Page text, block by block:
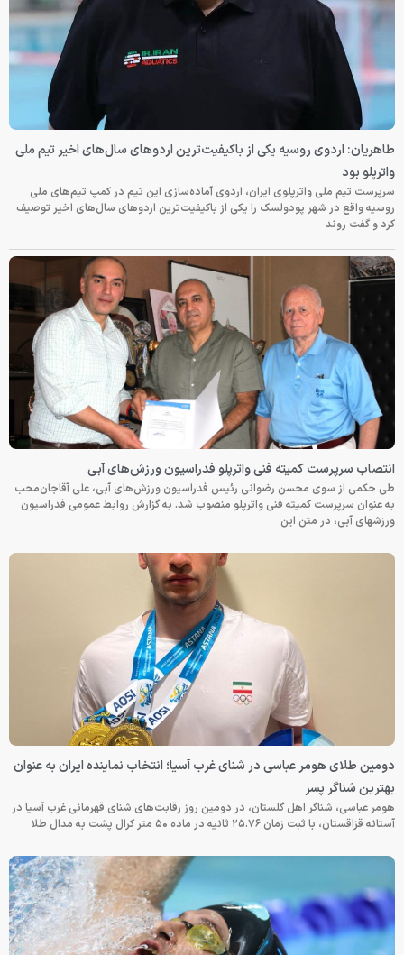
طاهریان: اردوی روسیه یکی از باکیفیت‌ترین اردوهای سال‌های اخیر تیم ملی
واترپلو بود
سرپرست تیم ملی واترپلوی ایران، اردوی آماده‌سازی این تیم در کمپ تیم‌های ملی
روسیه واقع در شهر پودولسک را یکی از باکیفیت‌ترین اردوهای سال‌های اخیر توصیف
کرد و گفت روند
انتصاب سرپرست کمیته فنی واترپلو فدراسیون ورزش‌های آبی
طی حکمی از سوی محسن رضوانی رئیس فدراسیون ورزش‌های آبی، علی آقاجان‌محب
به عنوان سرپرست کمیته فنی واترپلو منصوب شد. به گزارش روابط عمومی فدراسیون
ورزشهای آبی، در متن این
دومین طلای هومر عباسی در شنای غرب آسیا؛ انتخاب نماینده ایران به عنوان
بهترین شناگر پسر
هومر عباسی، شناگر اهل گلستان، در دومین روز رقابت‌های شنای قهرمانی غرب آسیا در
آستانه قزاقستان، با ثبت زمان ۲۵.۷۶ ثانیه در ماده ۵۰ متر کرال پشت به مدال طلا